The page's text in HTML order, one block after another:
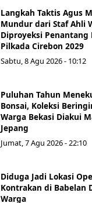
Langkah Taktis Agus
Mundur dari Staf Ahli
Diproyeksi Penantang
Pilkada Cirebon 2029
Sabtu, 8 Agu 2026 - 10:12
Puluhan Tahun
Bonsai, Koleksi
Warga Bekasi Diakui
Jepang
Jumat, 7 Agu 2026 - 22:10
Diduga Jadi Lokasi
Kontrakan di Babelan
Warga